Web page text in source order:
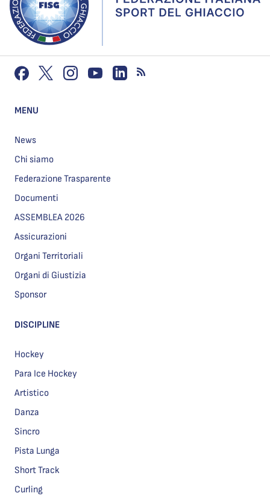
MENU
News
Chi siamo
Federazione Trasparente
Documenti
ASSEMBLEA 2026
Assicurazioni
Organi Territoriali
Organi di Giustizia
Sponsor
DISCIPLINE
Hockey
Para Ice Hockey
Artistico
Danza
Sincro
Pista Lunga
Short Track
Curling